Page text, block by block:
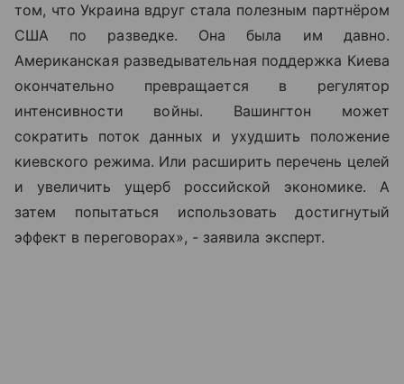
том, что Украина вдруг стала полезным партнёром
США по разведке. Она была им давно.
Американская разведывательная поддержка Киева
окончательно превращается в регулятор
интенсивности войны. Вашингтон может
сократить поток данных и ухудшить положение
киевского режима. Или расширить перечень целей
и увеличить ущерб российской экономике. А
затем попытаться использовать достигнутый
эффект в переговорах», - заявила эксперт.